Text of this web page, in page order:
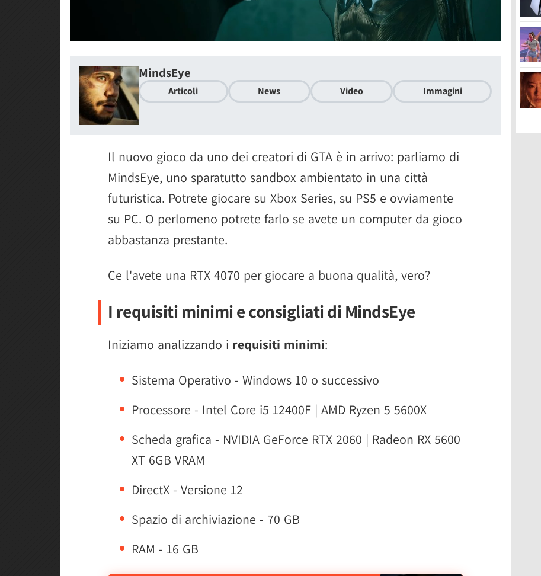
MindsEye
Articoli News Video Immagini
Il nuovo gioco da uno dei creatori di GTA è in arrivo: parliamo di
MindsEye, uno sparatutto sandbox ambientato in una città
futuristica. Potrete giocare su Xbox Series, su PS5 e ovviamente
su PC. O perlomeno potrete farlo se avete un computer da gioco
abbastanza prestante.
Ce l'avete una RTX 4070 per giocare a buona qualità, vero?
I requisiti minimi e consigliati di MindsEye
Iniziamo analizzando i requisiti minimi:
Sistema Operativo - Windows 10 o successivo
Processore - Intel Core i5 12400F | AMD Ryzen 5 5600X
Scheda grafica - NVIDIA GeForce RTX 2060 | Radeon RX 5600
XT 6GB VRAM
DirectX - Versione 12
Spazio di archiviazione - 70 GB
RAM - 16 GB